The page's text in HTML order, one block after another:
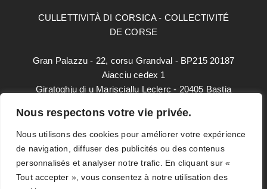
Nous respectons votre vie privée.
Nous utilisons des cookies pour améliorer votre expérience
de navigation, diffuser des publicités ou des contenus
personnalisés et analyser notre trafic. En cliquant sur «
Tout accepter », vous consentez à notre utilisation des
CULLETTIVITÀ DI CORSICA - COLLECTIVITÉ
DE CORSE
Gran Palazzu - 22, corsu Grandval - BP215 20187
Aiacciu cedex 1
Giratoghju di u Marisciallu Leclerc - 20405 Bastia
paesidei@isula.corsica
Mentions légales